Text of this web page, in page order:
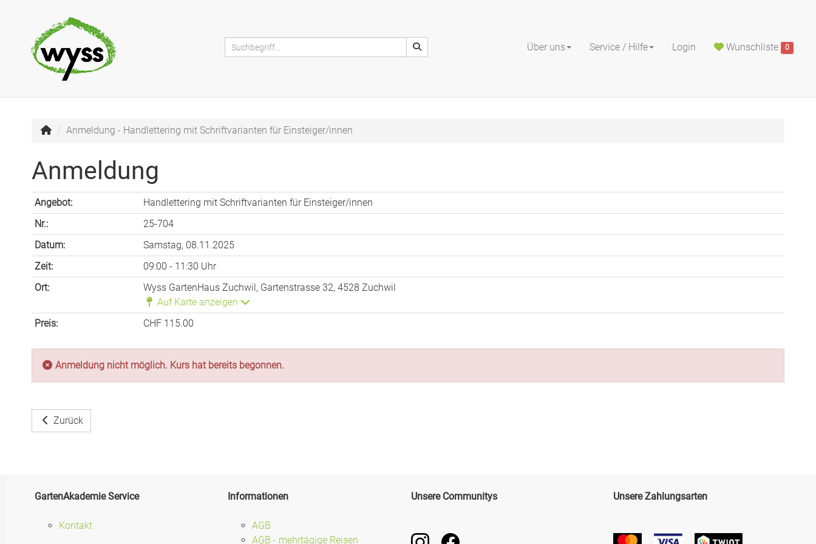
Wunschliste 0
Über uns Service / Hilfe Login
Anmeldung - Handlettering mit Schriftvarianten für Einsteiger/innen
Anmeldung
Angebot:
Handlettering mit Schriftvarianten für Einsteiger/innen
Nr.:
25-704
Datum:
Samstag, 08.11.2025
Zeit:
09:00 - 11:30 Uhr
Ort:
Wyss GartenHaus Zuchwil, Gartenstrasse 32, 4528 Zuchwil
Auf Karte anzeigen
Preis:
CHF 115.00
Anmeldung nicht möglich. Kurs hat bereits begonnen.
Zurück
GartenAkademie Service
Kontakt
Informationen
AGB
AGB - mehrtägige Reisen
Unsere Communitys
InstagramFacebook
Unsere Zahlungsarten